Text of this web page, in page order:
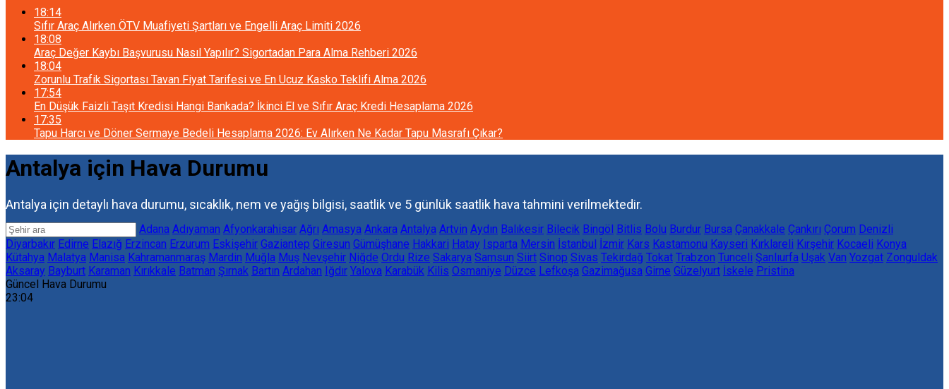
18:14
Sıfır Araç Alırken ÖTV Muafiyeti Şartları ve Engelli Araç Limiti 2026
18:08
Araç Değer Kaybı Başvurusu Nasıl Yapılır? Sigortadan Para Alma Rehberi 2026
18:04
Zorunlu Trafik Sigortası Tavan Fiyat Tarifesi ve En Ucuz Kasko Teklifi Alma 2026
17:54
En Düşük Faizli Taşıt Kredisi Hangi Bankada? İkinci El ve Sıfır Araç Kredi Hesaplama 2026
17:35
Tapu Harcı ve Döner Sermaye Bedeli Hesaplama 2026: Ev Alırken Ne Kadar Tapu Masrafı Çıkar?
Antalya için Hava Durumu
Antalya için detaylı hava durumu, sıcaklık, nem ve yağış bilgisi, saatlik ve 5 günlük saatlik hava tahmini verilmektedir.
Adana Adıyaman Afyonkarahisar Ağrı Amasya Ankara Antalya Artvin Aydın Balıkesir Bilecik Bingöl Bitlis Bolu Burdur Bursa Çanakkale Çankırı Çorum Denizli
Diyarbakır Edirne Elazığ Erzincan Erzurum Eskişehir Gaziantep Giresun Gümüşhane Hakkari Hatay Isparta Mersin İstanbul İzmir Kars Kastamonu Kayseri Kırklareli Kırşehir Kocaeli Konya
Kütahya Malatya Manisa Kahramanmaraş Mardin Muğla Muş Nevşehir Niğde Ordu Rize Sakarya Samsun Siirt Sinop Sivas Tekirdağ Tokat Trabzon Tunceli Şanlıurfa Uşak Van Yozgat Zonguldak
Aksaray Bayburt Karaman Kırıkkale Batman Şırnak Bartın Ardahan Iğdır Yalova Karabük Kilis Osmaniye Düzce Lefkoşa Gazimağusa Girne Güzelyurt İskele Pristina
Güncel Hava Durumu
23:04